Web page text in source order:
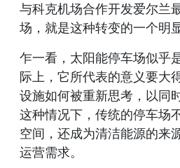
与科克机场合作开发爱尔兰
场，就是这种转变的一个明
乍一看，太阳能停车场似乎
际上，它所代表的意义要大
设施如何被重新思考，以同
这种情况下，传统的停车场
空间，还成为清洁能源的来
运营需求。